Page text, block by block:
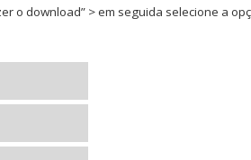
o download” > em seguida selecione a